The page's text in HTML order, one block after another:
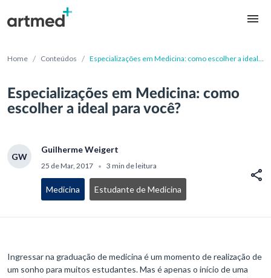
Home / Conteúdos / Especializações em Medicina: como escolher a ideal
Especializações em Medicina: como
escolher a ideal para você?
GW
Guilherme Weigert
25 de Mar, 2017 • 3 min de leitura
Medicina Estudante de Medicina
Ingressar na graduação de medicina é um momento de realização de
um sonho para muitos estudantes. Mas é apenas o início de uma